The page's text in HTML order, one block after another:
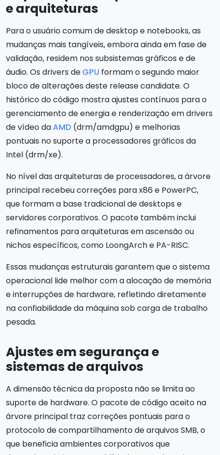
e arquiteturas
Para o usuário comum de desktop e notebooks, as
mudanças mais tangíveis, embora ainda em fase de
validação, residem nos subsistemas gráficos e de
áudio. Os drivers deGPU formam o segundo maior
bloco de alterações deste release candidate. O
histórico do código mostra ajustes contínuos para o
gerenciamento de energia e renderização em drivers
de vídeo daAMD (drm/amdgpu) e melhorias
pontuais no suporte a processadores gráficos da
Intel (drm/xe).
No nível das arquiteturas de processadores, a árvore
principal recebeu correções para x86 e PowerPC,
que formam a base tradicional de desktops e
servidores corporativos. O pacote também inclui
refinamentos para arquiteturas em ascensão ou
nichos específicos, como LoongArch e PA-RISC.
Essas mudanças estruturais garantem que o sistema
operacional lide melhor com a alocação de memória
e interrupções de hardware, refletindo diretamente
na confiabilidade da máquina sob carga de trabalho
pesada.
Ajustes em segurança e
sistemas de arquivos
A dimensão técnica da proposta não se limita ao
suporte de hardware. O pacote de código aceito na
árvore principal traz correções pontuais para o
protocolo de compartilhamento de arquivos SMB, o
que beneficia ambientes corporativos que